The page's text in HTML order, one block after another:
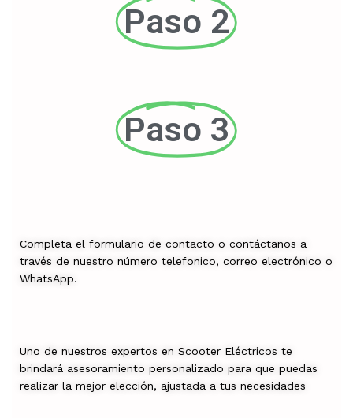
Paso 2
Paso 3
Completa el formulario de contacto o contáctanos a
través de nuestro número telefonico, correo electrónico o
WhatsApp.
Uno de nuestros expertos en Scooter Eléctricos te
brindará asesoramiento personalizado para que puedas
realizar la mejor elección, ajustada a tus necesidades